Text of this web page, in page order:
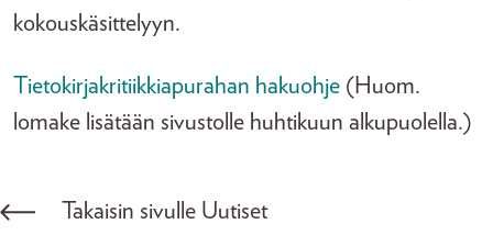
kokouskäsittelyyn.
Tietokirjakritiikkiapurahan hakuohje (Huom.
lomake lisätään sivustolle huhtikuun alkupuolella.)
Takaisin sivulle Uutiset